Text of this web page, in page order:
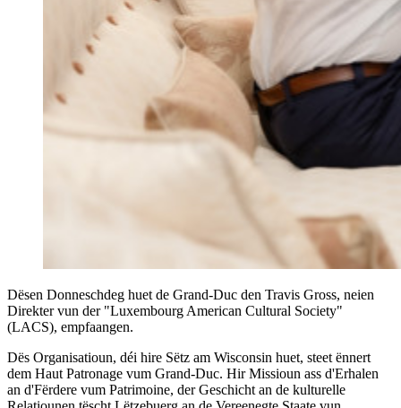
Dësen Donneschdeg huet de Grand-Duc den Travis Gross, neien
Direkter vun der "Luxembourg American Cultural Society"
(LACS), empfaangen.
Dës Organisatioun, déi hire Sëtz am Wisconsin huet, steet ënnert
dem Haut Patronage vum Grand-Duc. Hir Missioun ass d'Erhalen
an d'Fërdere vum Patrimoine, der Geschicht an de kulturelle